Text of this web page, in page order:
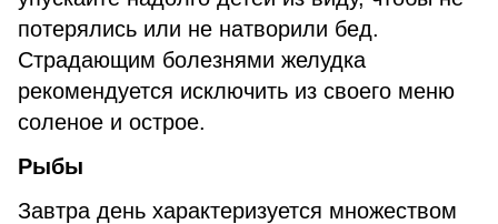
потерялись или не натворили бед.
Страдающим болезнями желудка
рекомендуется исключить из своего меню
соленое и острое.
Рыбы
Завтра день характеризуется множеством